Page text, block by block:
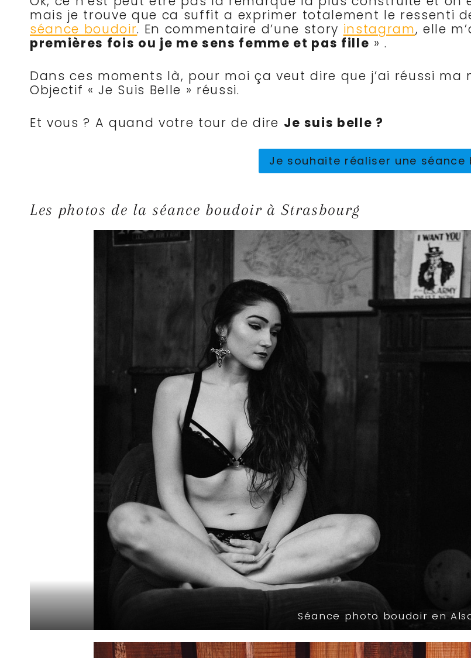
mais je trouve que ca suffit a exprimer totalement le ressenti
séance boudoir. En commentaire d’une story instagram, elle
premières fois ou je me sens femme et pas fille » .
Dans ces moments là, pour moi ça veut dire que j’ai réussi
Objectif « Je Suis Belle » réussi.
Et vous ? A quand votre tour de dire Je suis belle ?
Je souhaite réaliser une séance
Les photos de la séance boudoir à Strasbourg
Séance photo boudoir en